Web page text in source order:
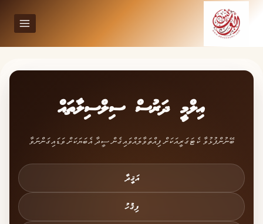
ޢިލްމީ ދަރުސް ސިލްސިލާތައް
ބޭނުންފުޅުވާ ކެޓަގަރީއަކަށް ފިއްތަވާލައްވައިގެން ސީދާ އެބަޔަކަށް ވަޑައިގަންނަވާ
އަޤީދާ
ފިޤުހު